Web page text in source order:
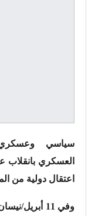
سياسي
اعتقال دولية من
وفي 11